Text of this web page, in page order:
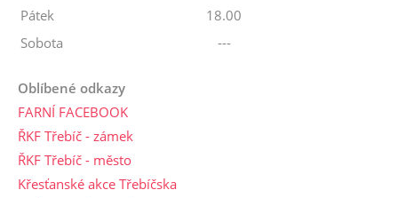
Pátek
18.00
Sobota
---
Oblíbené odkazy
FARNÍ FACEBOOK
ŘKF Třebíč - zámek
ŘKF Třebíč - město
Křesťanské akce Třebíčska